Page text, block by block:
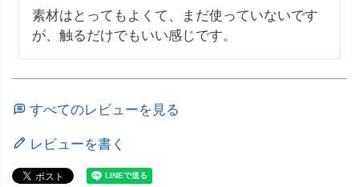
素材はとってもよくて、まだ使っていないです
が、触るだけでもいい感じです。
すべてのレビューを見る
レビューを書く